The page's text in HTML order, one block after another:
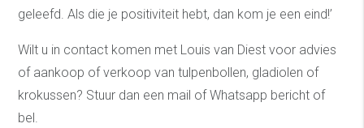
geleefd. Als die je positiviteit hebt, dan kom je een eind!’
Wilt u in contact komen met Louis van Diest voor advies
of aankoop of verkoop van tulpenbollen, gladiolen of
krokussen? Stuur dan een mail of Whatsapp bericht of
bel.